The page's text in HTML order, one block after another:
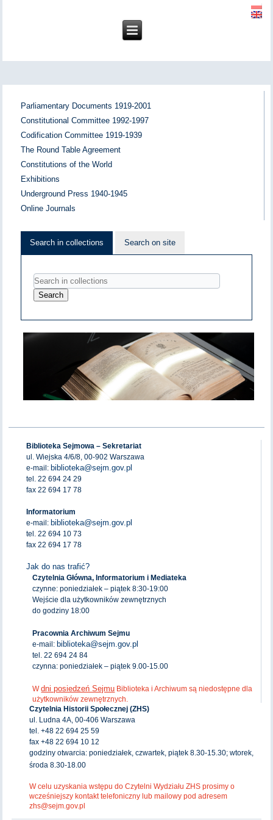
Parliamentary Documents 1919-2001
Constitutional Committee 1992-1997
Codification Committee 1919-1939
The Round Table Agreement
Constitutions of the World
Exhibitions
Underground Press 1940-1945
Online Journals
Search in collections Search on site
Biblioteka Sejmowa – Sekretariat
ul. Wiejska 4/6/8, 00-902 Warszawa
e-mail: biblioteka@sejm.gov.pl
tel. 22 694 24 29
fax 22 694 17 78
Informatorium
e-mail: biblioteka@sejm.gov.pl
tel. 22 694 10 73
fax 22 694 17 78
Jak do nas trafić?
Czytelnia Główna, Informatorium i Mediateka
czynne: poniedziałek – piątek 8:30-19:00
Wejście dla użytkowników zewnętrznych
do godziny 18:00
Pracownia Archiwum Sejmu
e-mail: biblioteka@sejm.gov.pl
tel. 22 694 24 84
czynna: poniedziałek – piątek 9.00-15.00
Wdni posiedzeń Sejmu Biblioteka i Archiwum są niedostępne dla
użytkowników zewnętrznych.
Czytelnia Historii Społecznej (ZHS)
ul. Ludna 4A, 00-406 Warszawa
tel. +48 22 694 25 59
fax +48 22 694 10 12
godziny otwarcia: poniedziałek, czwartek, piątek 8.30-15.30; wtorek,
środa 8.30-18.00
W celu uzyskania wstępu do Czytelni Wydziału ZHS prosimy o
wcześniejszy kontakt telefoniczny lub mailowy pod adresem
zhs@sejm.gov.pl